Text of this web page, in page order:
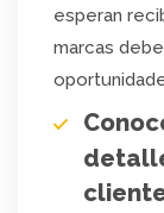
esperan
marcas